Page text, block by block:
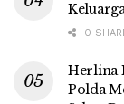
0
Herlina
Polda